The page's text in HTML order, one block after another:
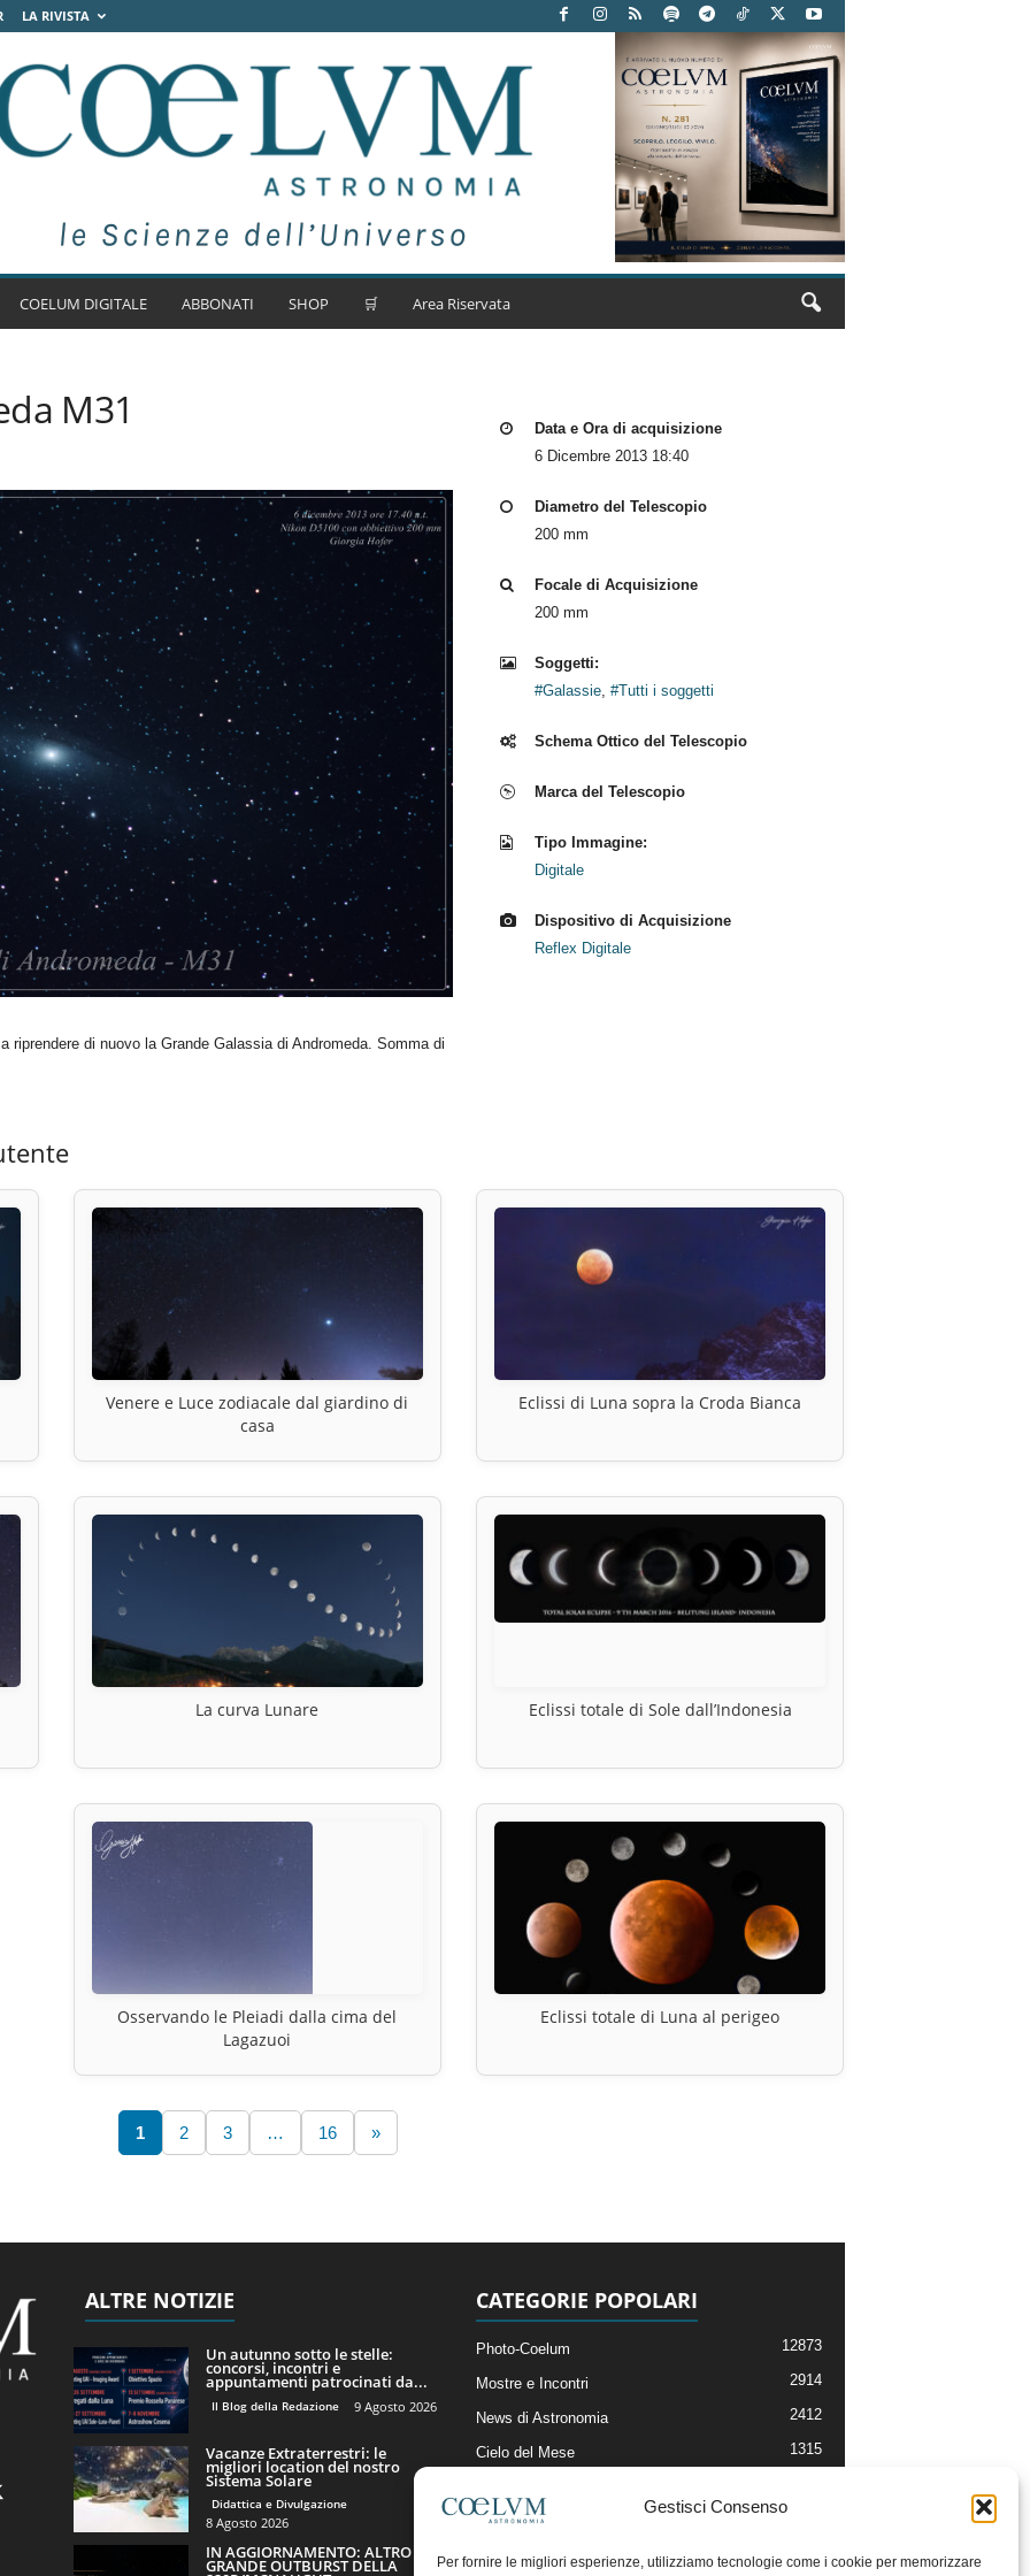
Gestisci Consenso
Per fornire le migliori esperienze, utilizziamo tecnologie come i cookie per memorizzare
LA RIVISTA
COELUM DIGITALE ABBONATI SHOP 🛒 Area Riservata
M31
riprendere di nuovo la Grande Galassia di Andromeda. Somma di
Data e Ora di acquisizione
6 Dicembre 2013 18:40
Diametro del Telescopio
200 mm
Focale di Acquisizione
200 mm
Soggetti:
#Galassie, #Tutti i soggetti
Schema Ottico del Telescopio
Marca del Telescopio
Tipo Immagine:
Digitale
Dispositivo di Acquisizione
Reflex Digitale
Venere e Luce zodiacale dal giardino di
casa
Eclissi di Luna sopra la Croda Bianca
La curva Lunare Eclissi totale di Sole dall’Indonesia
Osservando le Pleiadi dalla cima del
Lagazuoi
Eclissi totale di Luna al perigeo
1 2 3 … 16 »
ALTRE NOTIZIE
Un autunno sotto le stelle:
concorsi, incontri e
appuntamenti patrocinati da...
Il Blog della Redazione 9 Agosto 2026
Vacanze Extraterrestri: le
migliori location del nostro
Sistema Solare
Didattica e Divulgazione
8 Agosto 2026
IN AGGIORNAMENTO: ALTRO
GRANDE OUTBURST DELLA
CATEGORIE POPOLARI
Photo-Coelum 12873
Mostre e Incontri 2914
News di Astronomia 2412
Cielo del Mese 1315
Articoli e Risorse On-Line
Il Blog della Redazione